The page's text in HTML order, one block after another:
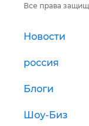
Все права
Новости
россия
Блоги
Шоу-Биз